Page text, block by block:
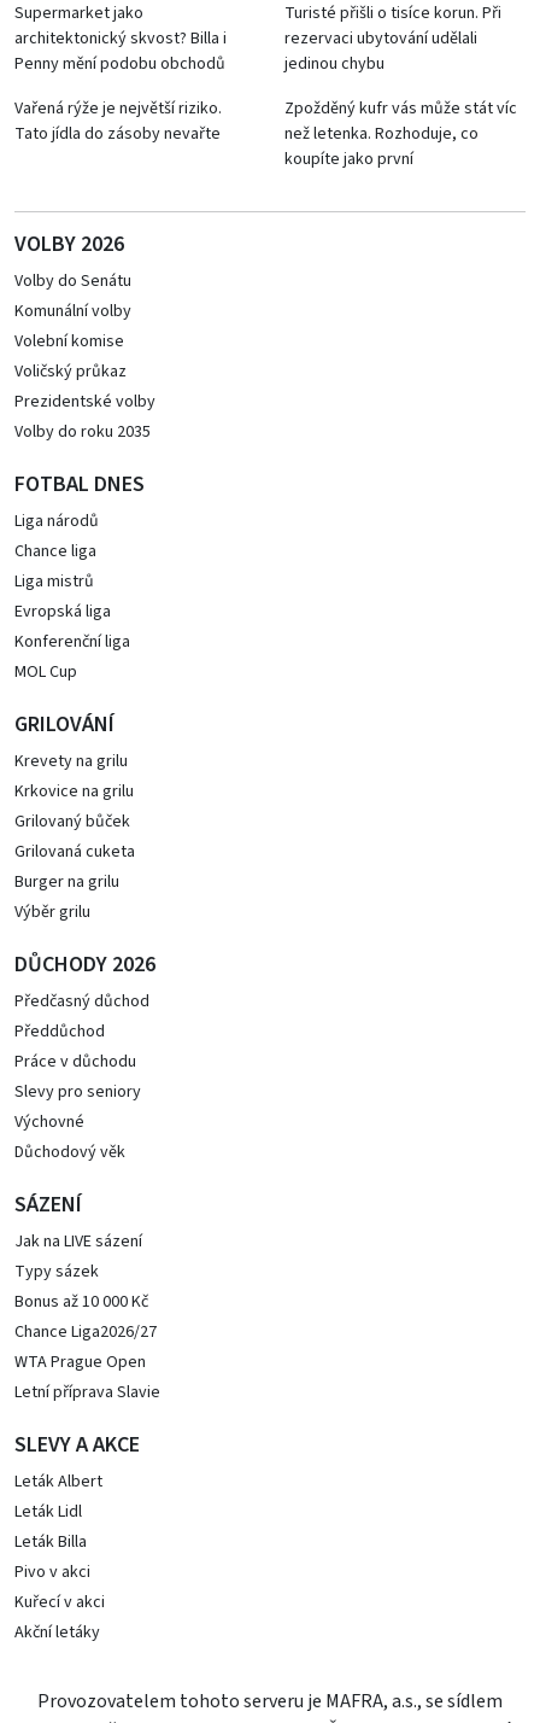
Supermarket jako
architektonický skvost? Billa i
Penny mění podobu obchodů
Turisté přišli o tisíce korun. Při
rezervaci ubytování udělali
jedinou chybu
Vařená rýže je největší riziko.
Tato jídla do zásoby nevařte
Zpožděný kufr vás může stát víc
než letenka. Rozhoduje, co
koupíte jako první
VOLBY 2026
Volby do Senátu
Komunální volby
Volební komise
Voličský průkaz
Prezidentské volby
Volby do roku 2035
FOTBAL DNES
Liga národů
Chance liga
Liga mistrů
Evropská liga
Konferenční liga
MOL Cup
GRILOVÁNÍ
Krevety na grilu
Krkovice na grilu
Grilovaný bůček
Grilovaná cuketa
Burger na grilu
Výběr grilu
DŮCHODY 2026
Předčasný důchod
Předdůchod
Práce v důchodu
Slevy pro seniory
Výchovné
Důchodový věk
SÁZENÍ
Jak na LIVE sázení
Typy sázek
Bonus až 10 000 Kč
Chance Liga2026/27
WTA Prague Open
Letní příprava Slavie
SLEVY A AKCE
Leták Albert
Leták Lidl
Leták Billa
Pivo v akci
Kuřecí v akci
Akční letáky
Provozovatelem tohoto serveru je MAFRA, a.s., se sídlem